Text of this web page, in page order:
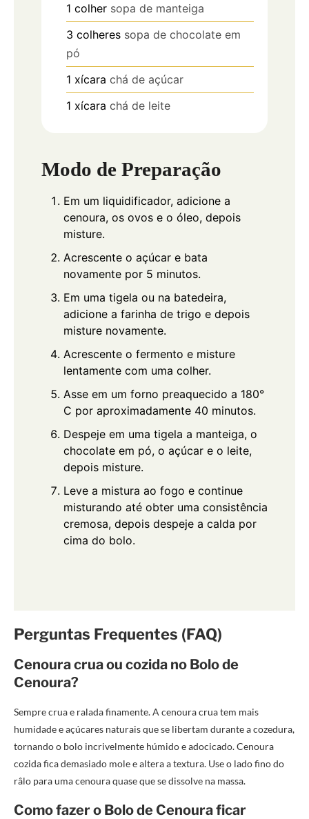
1 colher sopa de manteiga
3 colheres sopa de chocolate em
pó
1 xícara chá de açúcar
1 xícara chá de leite
Modo de Preparação
Em um liquidificador, adicione a
cenoura, os ovos e o óleo, depois
misture.
Acrescente o açúcar e bata
novamente por 5 minutos.
Em uma tigela ou na batedeira,
adicione a farinha de trigo e depois
misture novamente.
Acrescente o fermento e misture
lentamente com uma colher.
Asse em um forno preaquecido a 180°
C por aproximadamente 40 minutos.
Despeje em uma tigela a manteiga, o
chocolate em pó, o açúcar e o leite,
depois misture.
Leve a mistura ao fogo e continue
misturando até obter uma consistência
cremosa, depois despeje a calda por
cima do bolo.
Perguntas Frequentes (FAQ)
Cenoura crua ou cozida no Bolo de
Cenoura?
Sempre crua e ralada finamente. A cenoura crua tem mais
humidade e açúcares naturais que se libertam durante a cozedura,
tornando o bolo incrivelmente húmido e adocicado. Cenoura
cozida fica demasiado mole e altera a textura. Use o lado fino do
râlo para uma cenoura quase que se dissolve na massa.
Como fazer o Bolo de Cenoura ficar